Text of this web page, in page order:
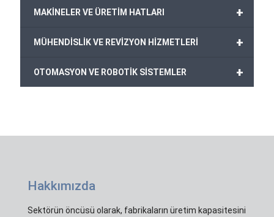
+
MAKİNELER VE ÜRETİM HATLARI
+
MÜHENDİSLİK VE REVİZYON HİZMETLERİ
+
OTOMASYON VE ROBOTİK SİSTEMLER
Hakkımızda
Sektörün öncüsü olarak, fabrikaların üretim kapasitesini